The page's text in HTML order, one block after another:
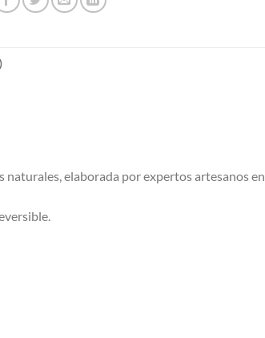
elaborada por expertos artesanos en